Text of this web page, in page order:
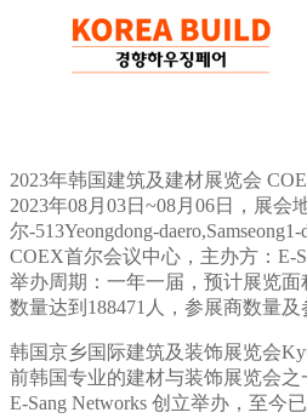
2023年韩国建筑及建材展览会
2023年08月03日~08月06日，展会
尔-513Yeongdong-
COEX首尔会议中心，主办方：E-
举办周期：一年一届，预计展览面
数量达到188471人，参展商数量及
韩国京乡国际建筑及装饰展览会
前韩国专业的建材与装饰展览会之
E-Sang Networks 创立举办，至今